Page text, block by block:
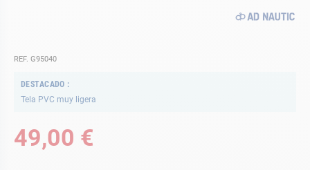
REF. G95040
DESTACADO
Tela PVC muy ligera
49,00 €